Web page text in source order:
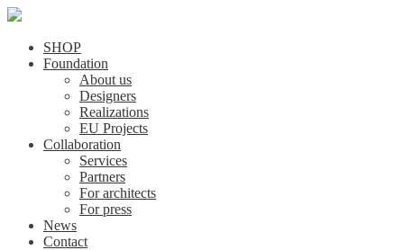
SHOP
Foundation
About us
Designers
Realizations
EU Projects
Collaboration
Services
Partners
For architects
For press
News
Contact